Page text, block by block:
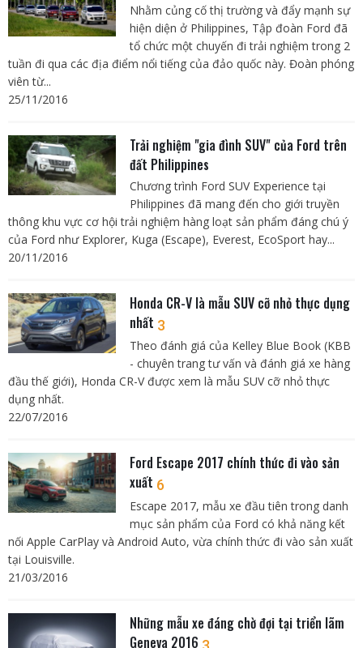
Nhằm củng cố thị trường và đẩy mạnh sự
hiện diện ở Philippines, Tập đoàn Ford đã
tổ chức một chuyến đi trải nghiệm trong 2
tuần đi qua các địa điểm nổi tiếng của đảo quốc này. Đoàn phóng
viên từ...
25/11/2016
Trải nghiệm "gia đình SUV" của Ford trên
đất Philippines
Chương trình Ford SUV Experience tại
Philippines đã mang đến cho giới truyền
thông khu vực cơ hội trải nghiệm hàng loạt sản phẩm đáng chú ý
của Ford như Explorer, Kuga (Escape), Everest, EcoSport hay...
20/11/2016
Honda CR-V là mẫu SUV cỡ nhỏ thực dụng
nhất 3
Theo đánh giá của Kelley Blue Book (KBB
- chuyên trang tư vấn và đánh giá xe hàng
đầu thế giới), Honda CR-V được xem là mẫu SUV cỡ nhỏ thực
dụng nhất.
22/07/2016
Ford Escape 2017 chính thức đi vào sản
xuất 6
Escape 2017, mẫu xe đầu tiên trong danh
mục sản phẩm của Ford có khả năng kết
nối Apple CarPlay và Android Auto, vừa chính thức đi vào sản xuất
tại Louisville.
21/03/2016
Những mẫu xe đáng chờ đợi tại triển lãm
Geneva 2016